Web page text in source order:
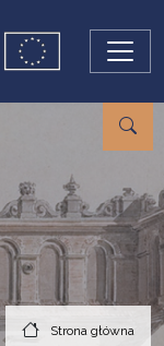
Strona główna